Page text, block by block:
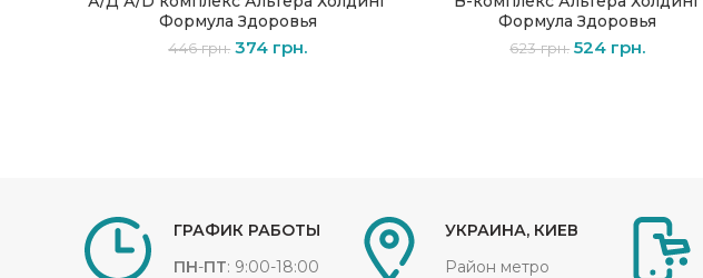
Формула Здоровья
446грн. 374 грн.
Формула Здоровья
623грн. 524 грн.
ГРАФИК РАБОТЫ
ПН-ПТ: 9:00-18:00
УКРАИНА, КИЕВ
Район метро